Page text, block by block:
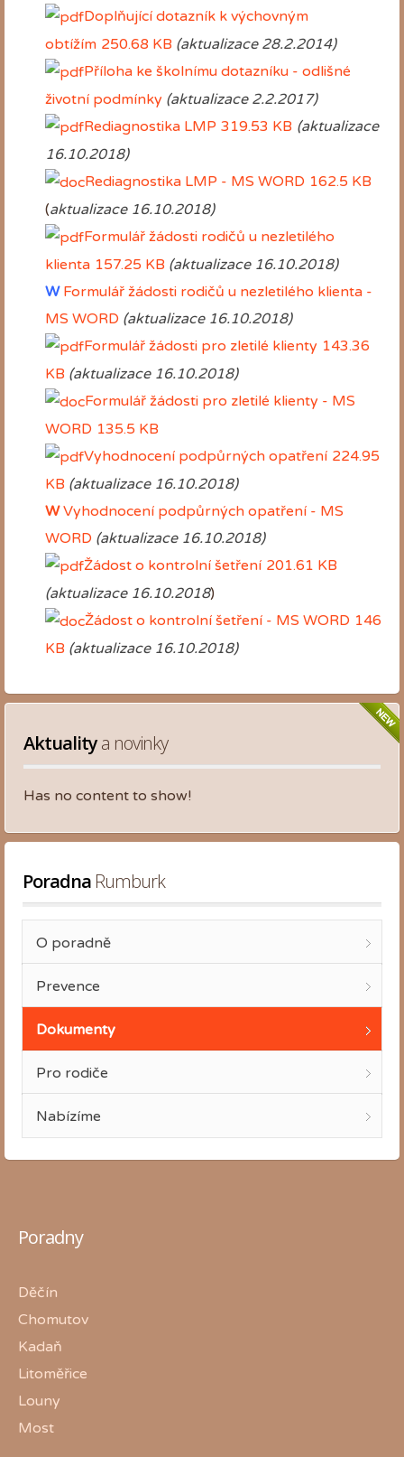
Doplňující dotazník k výchovným
obtížím 250.68 KB (aktualizace 28.2.2014)
Příloha ke školnímu dotazníku - odlišné
životní podmínky (aktualizace 2.2.2017)
Rediagnostika LMP 319.53 KB (aktualizace
16.10.2018)
Rediagnostika LMP - MS WORD 162.5 KB
(aktualizace 16.10.2018)
Formulář žádosti rodičů u nezletilého
klienta 157.25 KB (aktualizace 16.10.2018)
WFormulář žádosti rodičů u nezletilého klienta -
MS WORD (aktualizace 16.10.2018)
Formulář žádosti pro zletilé klienty 143.36
KB (aktualizace 16.10.2018)
Formulář žádosti pro zletilé klienty - MS
WORD 135.5 KB
Vyhodnocení podpůrných opatření 224.95
KB (aktualizace 16.10.2018)
WVyhodnocení podpůrných opatření - MS
WORD (aktualizace 16.10.2018)
Žádost o kontrolní šetření 201.61 KB
(aktualizace 16.10.2018)
Žádost o kontrolní šetření - MS WORD 146
KB (aktualizace 16.10.2018)
Aktuality a novinky
Has no content to show!
Poradna Rumburk
O poradně
Prevence
Dokumenty
Pro rodiče
Nabízíme
Poradny
Děčín
Chomutov
Kadaň
Litoměřice
Louny
Most